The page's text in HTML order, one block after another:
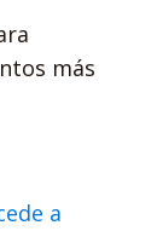
más
a